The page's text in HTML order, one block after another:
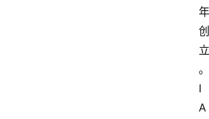
年
创
立
。
I
A